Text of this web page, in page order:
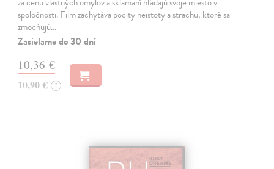
spoločnosti. Film zachytáva pocity neistoty a strachu, ktoré sa
zmocňujú…
Zasielame do 30 dní
10,36 €
10,90 € ?